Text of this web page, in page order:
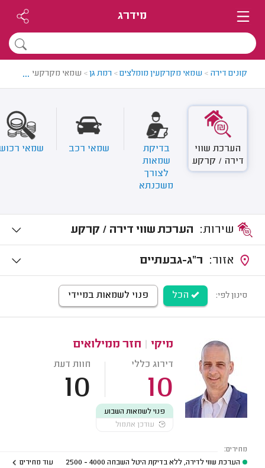
מידרג
קונים דירה > שמאי מקרקעין מומלצים> רמת גן> שמאי מקרקעין ברמת גן
...
הערכת שווי
דירה / קרקע
בדיקת
שמאות
לצורך
משכנתא
שמאי רכב שמאי
הערכת שווי דירה / קרקע
ר"ג-גבעתיים
סינון לפי: הכל פנוי לשמאות במיידי
מיקי חזר ממילואים
דירוג כללי
10
חוות דעת
10
פנוי לשמאות השבוע
עודכן אתמול
מחירים:
הערכת שווי לדירה, ללא בדיקת היטל השבחה 4000 - 2500
עוד מחירים